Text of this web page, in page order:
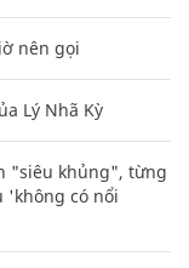
nên gọi
Lý Nhã Kỳ
"siêu khủng", từng
'không có nổi